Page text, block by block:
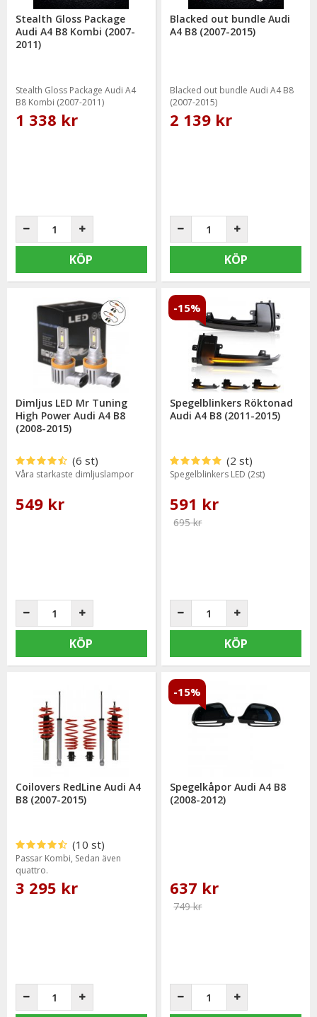
Stealth Gloss Package
Audi A4 B8 Kombi (2007-
2011)
Stealth Gloss Package Audi A4
B8 Kombi (2007-2011)
1 338 kr
KÖP
Blacked out bundle Audi
A4 B8 (2007-2015)
Blacked out bundle Audi A4 B8
(2007-2015)
2 139 kr
KÖP
Dimljus LED Mr Tuning
High Power Audi A4 B8
(2008-2015)
(6 st)
Våra starkaste dimljuslampor
549 kr
KÖP
Spegelblinkers Röktonad
Audi A4 B8 (2011-2015)
(2 st)
Spegelblinkers LED (2st)
591 kr
695 kr
-15%
KÖP
Coilovers RedLine Audi A4
B8 (2007-2015)
(10 st)
Passar Kombi, Sedan även
quattro.
3 295 kr
Spegelkåpor Audi A4 B8
(2008-2012)
637 kr
749 kr
-15%